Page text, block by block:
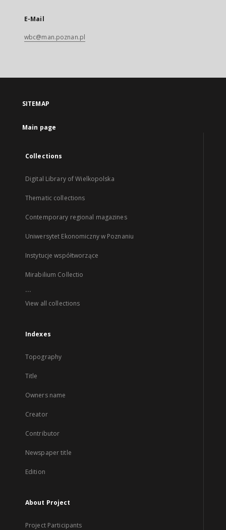
E-Mail
wbc@man.poznan.pl
SITEMAP
Main page
Collections
Digital Library of Wielkopolska
Thematic collections
Contemporary regional magazines
Uniwersytet Ekonomiczny w Poznaniu
Instytucje współtworzące
Mirabilium Collectio
...
View all collections
Indexes
Topography
Title
Owners name
Creator
Contributor
Newspaper title
Edition
About Project
Project Participants